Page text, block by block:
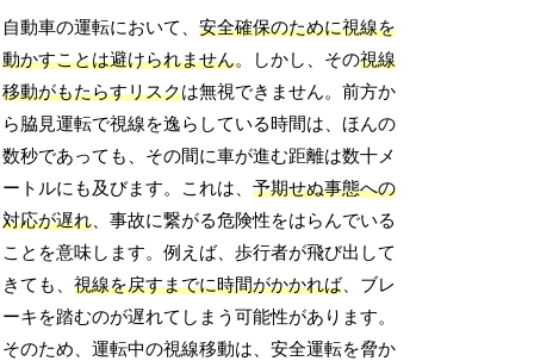
自動車の運転において、安全確保のために視線を
動かすことは避けられません。しかし、その視線
移動がもたらすリスクは無視できません。前方か
ら脇見運転で視線を逸らしている時間は、ほんの
数秒であっても、その間に車が進む距離は数十メ
ートルにも及びます。これは、予期せぬ事態への
対応が遅れ 、事故に繋がる危険性をはらんでいる
ことを意味します。例えば、歩行者が飛び出して
きても、視線を戻すまでに時間がかかれば、ブレ
ーキを踏むのが遅れてしまう可能性があります。
そのため、運転中の視線移動は、安全運転を脅か